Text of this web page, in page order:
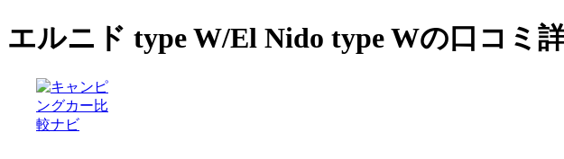
エルニド type W/El Nido type Wの口コミ